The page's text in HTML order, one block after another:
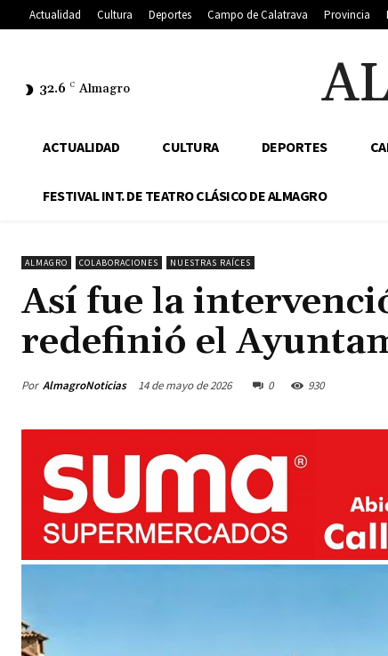
Actualidad Cultura Deportes Campo de Calatrava Provincia
32.6 C Almagro
ACTUALIDAD CULTURA DEPORTES
FESTIVAL INT. DE TEATRO CLÁSICO DE ALMAGRO
ALMAGRO COLABORACIONES NUESTRAS RAÍCES
Así fue la
redefinió el
Por AlmagroNoticias 14 de mayo de 2026 0 930